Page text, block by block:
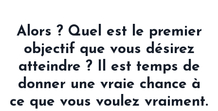
Alors ? Quel est le premier
objectif que vous désirez
atteindre ? Il est temps de
donner une vraie chance à
ce que vous voulez vraiment.